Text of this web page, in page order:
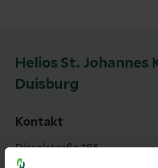
Helios St. Johannes
Duisburg
Kontakt
Dieselstraße 185
47166 Duisburg